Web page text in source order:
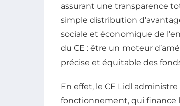
assurant une transparence
simple distribution
sociale et économique de
du CE : être un moteur
précise et équitable des
En effet, le CE Lidl
fonctionnement, qui finance